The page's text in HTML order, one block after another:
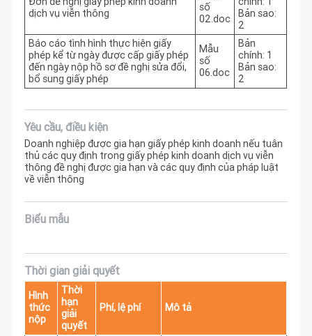
dịch vụ viễn thông
số
02.doc
Bản sao:
2
Báo cáo tình hình thực hiện giấy
phép kể từ ngày được cấp giấy phép
đến ngày nộp hồ sơ đề nghị sửa đổi,
bổ sung giấy phép
Mẫu
số
06.doc
Bản
chính: 1
Bản sao:
2
Yêu cầu, điều kiện
Doanh nghiệp được gia hạn giấy phép kinh doanh nếu tuân
thủ các quy định trong giấy phép kinh doanh dịch vụ viễn
thông đề nghị được gia hạn và các quy định của pháp luật
về viễn thông
Biểu mẫu
Thời gian giải quyết
Hình
thức
nộp
Thời
hạn
giải
quyết
Phí, lệ phí Mô tả